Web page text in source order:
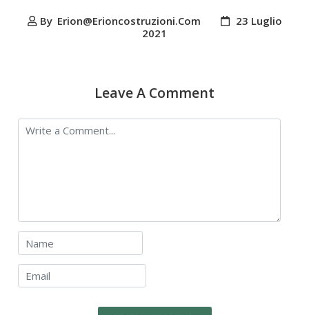
By Erion@erioncostruzioni.com
23 Luglio
2021
Leave A Comment